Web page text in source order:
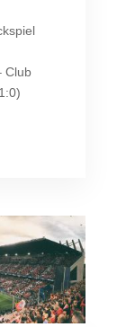
Club